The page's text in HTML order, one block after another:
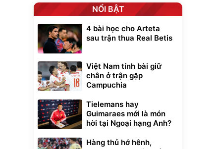
NỔI BẬT
4 bài học cho Arteta
sau trận thua Real Betis
Việt Nam tính bài giữ
chân ở trận gặp
Campuchia
Tielemans hay
Guimaraes mới là món
hời tại Ngoại hạng Anh?
Hàng thủ hớ hênh,